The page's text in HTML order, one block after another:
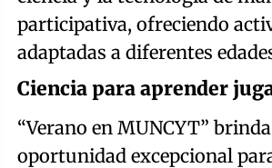
participativa, ofreciendo
adaptadas a diferentes
Ciencia para aprender
“Verano en MUNCYT”
oportunidad excepcional